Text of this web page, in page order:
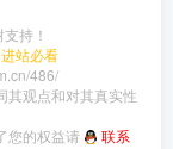
持！
进站必看
486/
其观点和对其真实性
您的权益请
联系